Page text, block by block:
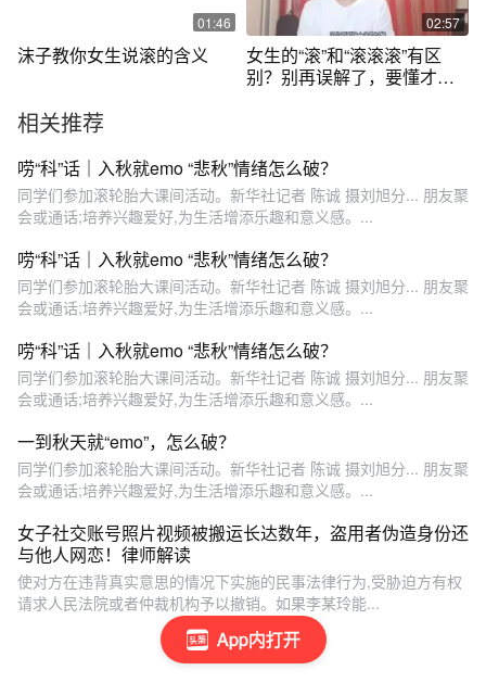
App内打开
01:46
沫子教你女生说滚的含义
02:57
女生的“滚”和“滚滚滚”有区
别？别再误解了，要懂才能
相关推荐
唠“科”话｜入秋就emo “悲秋”情绪怎么破？
同学们参加滚轮胎大课间活动。新华社记者 陈诚 摄刘旭分... 朋友聚
会或通话;培养兴趣爱好,为生活增添乐趣和意义感。...
唠“科”话｜入秋就emo “悲秋”情绪怎么破？
同学们参加滚轮胎大课间活动。新华社记者 陈诚 摄刘旭分... 朋友聚
会或通话;培养兴趣爱好,为生活增添乐趣和意义感。...
唠“科”话｜入秋就emo “悲秋”情绪怎么破？
同学们参加滚轮胎大课间活动。新华社记者 陈诚 摄刘旭分... 朋友聚
会或通话;培养兴趣爱好,为生活增添乐趣和意义感。...
一到秋天就“emo”，怎么破？
同学们参加滚轮胎大课间活动。新华社记者 陈诚 摄刘旭分... 朋友聚
会或通话;培养兴趣爱好,为生活增添乐趣和意义感。...
女子社交账号照片视频被搬运长达数年，盗用者伪造身份还
与他人网恋！律师解读
使对方在违背真实意思的情况下实施的民事法律行为,受胁迫方有权
请求人民法院或者仲裁机构予以撤销。如果李某玲能...